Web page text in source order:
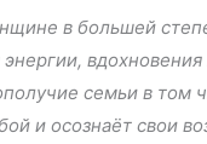
в большей
семьи в том
и осознаёт свои